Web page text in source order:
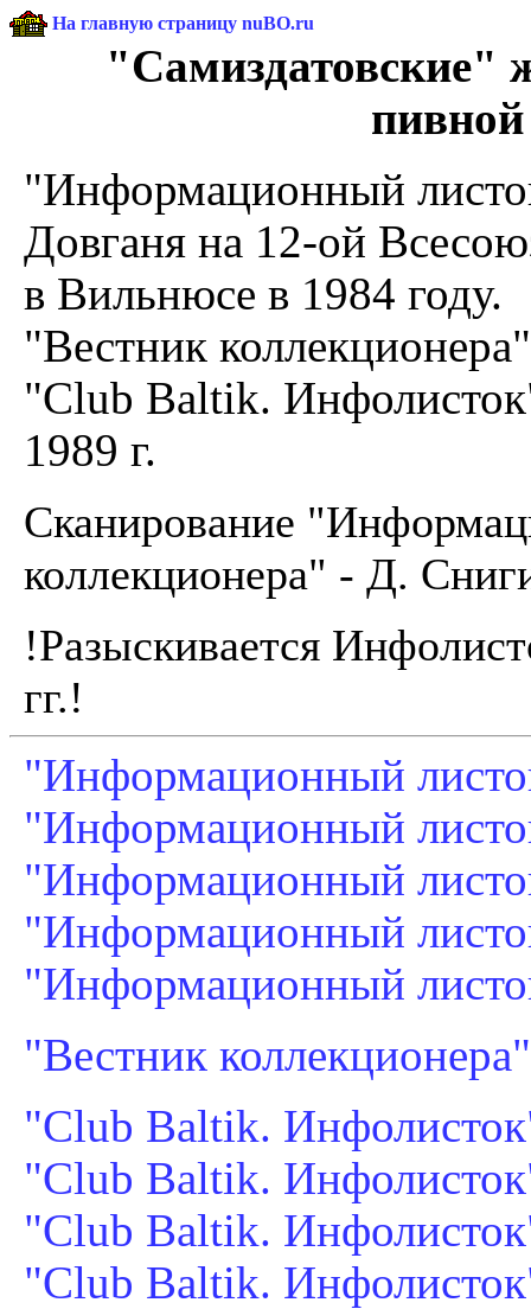
На главную страницу nuBO.ru
"Самиздатовские"
"Информационный
Довганя на 12-ой
в Вильнюсе в 1984 году.
"Вестник
"Club Baltik.
1989 г.
Сканирование
коллекционера" - Д.
!Разыскивается
гг.!
"Информационный
"Информационный
"Информационный
"Информационный
"Информационный
"Вестник
"Club Baltik.
"Club Baltik.
"Club Baltik.
"Club Baltik.